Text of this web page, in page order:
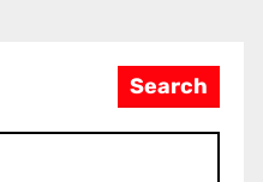
Search